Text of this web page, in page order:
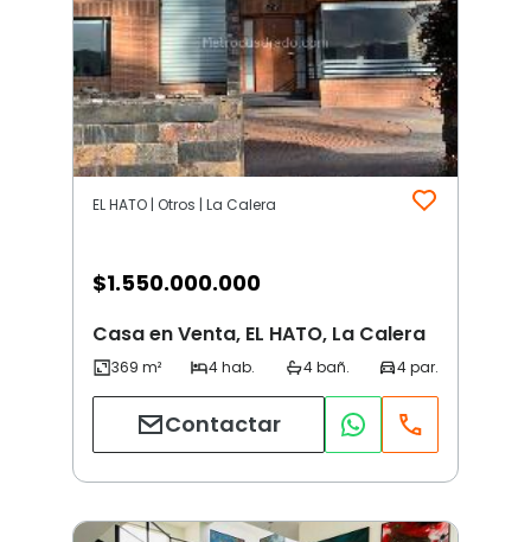
EL HATO | Otros | La Calera
$1.550.000.000
Casa en Venta, EL HATO, La Calera
Contactar